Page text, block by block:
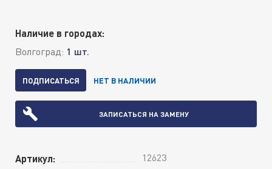
Наличие в городах:
Волгоград: 1 шт.
ПОДПИСАТЬСЯ НЕТ В НАЛИЧИИ
ЗАПИСАТЬСЯ НА ЗАМЕНУ
Артикул: 12623